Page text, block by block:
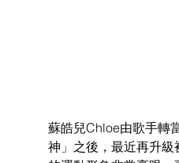
蘇皓兒⁠Chloe由歌手轉
神」之後，最近再升